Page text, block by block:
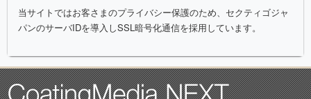
当サイトではお客さまのプライバシー保護のため、セクティゴジャ
パンのサーバIDを導入しSSL暗号化通信を採用しています。